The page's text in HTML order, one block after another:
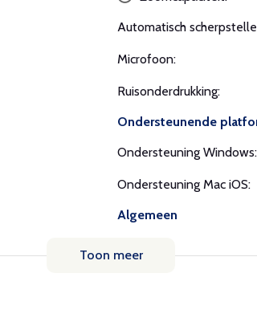
Automatisch
Microfoon:
Ruisonderdrukking:
Ondersteunende
Ondersteuning Windows:
Ondersteuning Mac iOS:
Algemeen
Toon meer